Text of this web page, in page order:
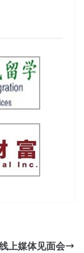
上媒体见面会